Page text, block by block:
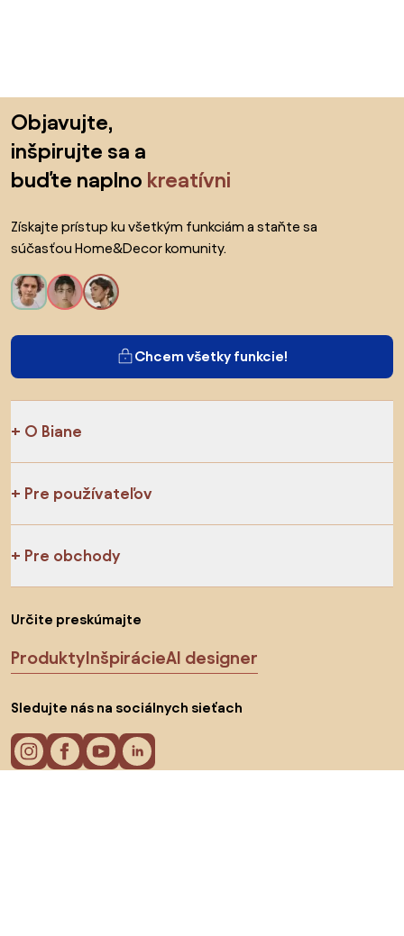
Objavujte,
inšpirujte sa a
buďte naplno kreatívni
Získajte prístup ku všetkým funkciám a staňte sa
súčasťou Home&Decor komunity.
Chcem všetky funkcie!
O Biane
Pre používateľov
Pre obchody
Určite preskúmajte
ProduktyInšpirácieAI designer
Sledujte nás na sociálnych sieťach